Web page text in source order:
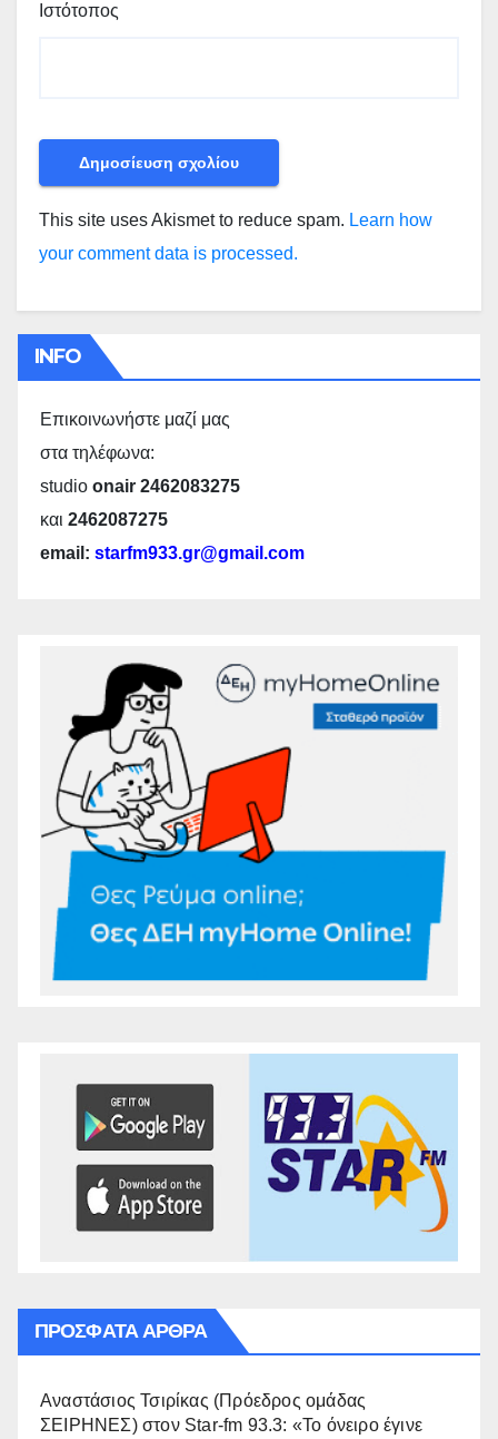
Ιστότοπος
This site uses Akismet to reduce spam. Learn how
your comment data is processed.
INFO
Επικοινωνήστε μαζί μας
στα τηλέφωνα:
studio onair 2462083275
και 2462087275
email: starfm933.gr@gmail.com
ΠΡΌΣΦΑΤΑ ΆΡΘΡΑ
Αναστάσιος Τσιρίκας (Πρόεδρος ομάδας
ΣΕΙΡΗΝΕΣ) στον Star-fm 93.3: «Το όνειρο έγινε